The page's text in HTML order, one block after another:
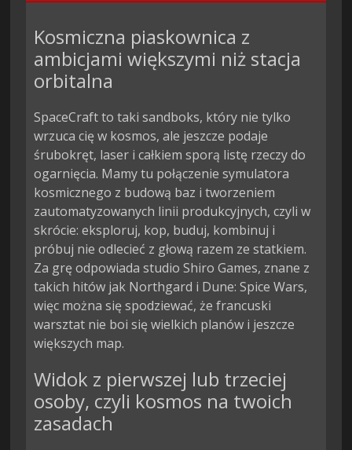
Kosmiczna piaskownica z
ambicjami większymi niż stacja
orbitalna
SpaceCraft to taki sandboks, który nie tylko
wrzuca cię w kosmos, ale jeszcze podaje
śrubokręt, laser i całkiem sporą listę rzeczy do
ogarnięcia. Mamy tu połączenie symulatora
kosmicznego z budową baz i tworzeniem
zautomatyzowanych linii produkcyjnych, czyli w
skrócie: eksploruj, kop, buduj, kombinuj i
próbuj nie odlecieć z głową razem ze statkiem.
Za grę odpowiada studio Shiro Games, znane z
takich hitów jak Northgard i Dune: Spice Wars,
więc można się spodziewać, że francuski
warsztat nie boi się wielkich planów i jeszcze
większych map.
Widok z pierwszej lub trzeciej
osoby, czyli kosmos na twoich
zasadach